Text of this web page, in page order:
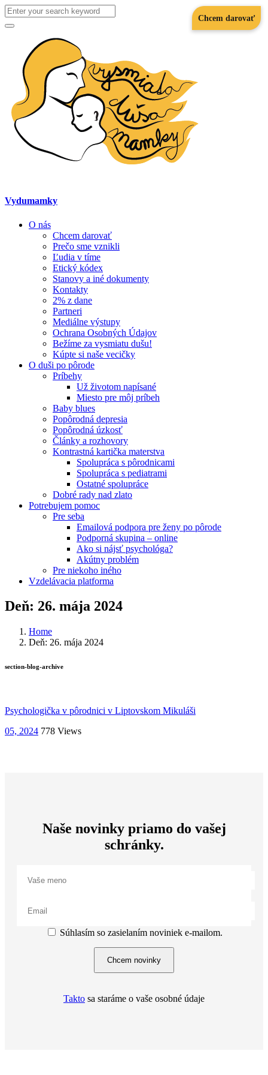
Search
for:
Search
Vydumamky
O nás
Chcem darovať
Prečo sme vznikli
Ľudia v tíme
Etický kódex
Stanovy a iné dokumenty
Kontakty
2% z dane
Partneri
Mediálne výstupy
Ochrana Osobných Údajov
Bežíme za vysmiatu dušu!
Kúpte si naše vecičky
O duši po pôrode
Príbehy
Už životom napísané
Miesto pre môj príbeh
Baby blues
Popôrodná depresia
Popôrodná úzkosť
Články a rozhovory
Kontrastná kartička materstva
Spolupráca s pôrodnicami
Spolupráca s pediatrami
Ostatné spolupráce
Dobré rady nad zlato
Potrebujem pomoc
Pre seba
Emailová podpora pre ženy po pôrode
Podporná skupina – online
Ako si nájsť psychológa?
Akútny problém
Pre niekoho iného
Vzdelávacia platforma
Deň: 26. mája 2024
Home
Deň: 26. mája 2024
section-blog-archive
Psychologička v pôrodnici v Liptovskom Mikuláši
05, 2024 778 Views
Naše novinky priamo do vašej
schránky.
Súhlasím so zasielaním noviniek e-mailom.
Chcem novinky
Takto sa staráme o vaše osobné údaje
Chcem darovať